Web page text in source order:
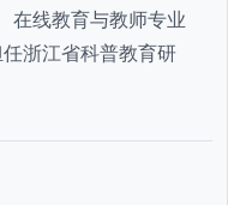
在线教育与教师专业
浙江省科普教育研